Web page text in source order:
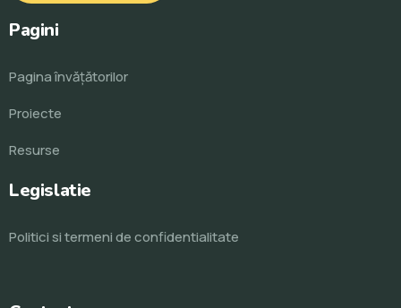
Pagini
Pagina învăţătorilor
Proiecte
Resurse
Legislatie
Politici si termeni de confidentialitate